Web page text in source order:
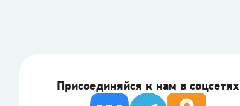
Присоединяйся к нам в соцсетях